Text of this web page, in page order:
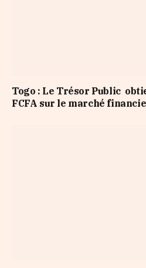
Togo : Le Trésor Public
FCFA sur le marché